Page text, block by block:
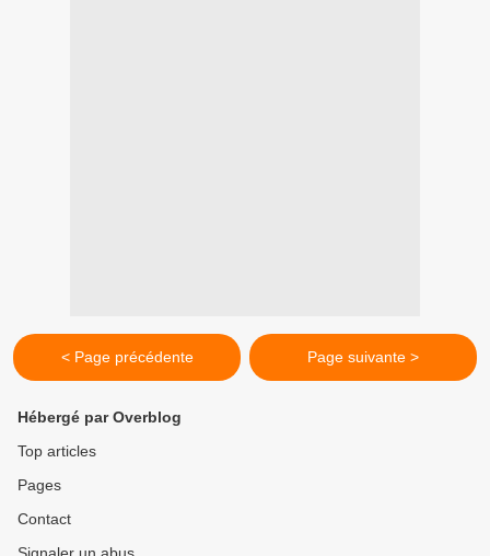
< Page précédente Page suivante >
Hébergé par Overblog
Top articles
Pages
Contact